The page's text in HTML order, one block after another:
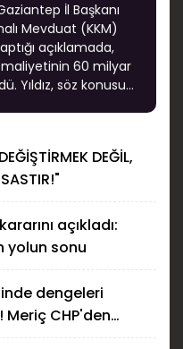
İl Başkanı
Mevduat (KKM)
açıklamada,
60 milyar
Yıldız, söz konusu
DEĞİL,
açıkladı:
yolun sonu
dengeleri
CHP'den